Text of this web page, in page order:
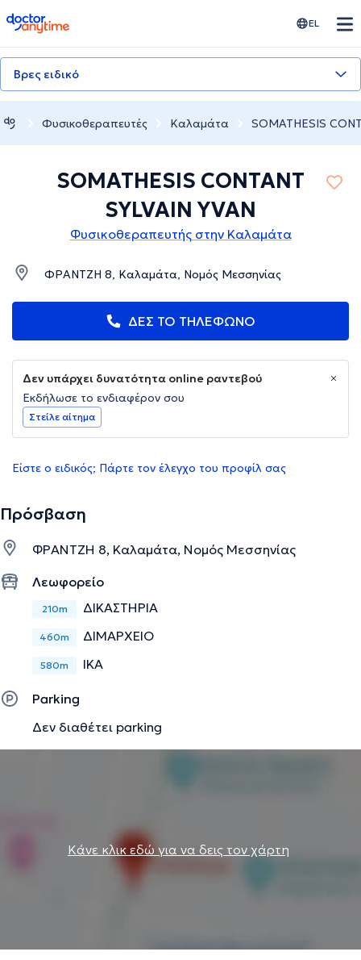
doctoranytime EL
Βρες ειδικό
Φυσικοθεραπευτές Καλαμάτα SOMATHESIS
SOMATHESIS CONTANT
SYLVAIN YVAN
Φυσικοθεραπευτής στην Καλαμάτα
ΦΡΑΝΤΖΗ 8, Καλαμάτα, Νομός Μεσσηνίας
ΔΕΣ ΤΟ ΤΗΛΕΦΩΝΟ
Δεν υπάρχει δυνατότητα online ραντεβού
Εκδήλωσε το ενδιαφέρον σου
Στείλε αίτημα
Είστε ο ειδικός; Πάρτε τον έλεγχο του προφίλ σας
Πρόσβαση
ΦΡΑΝΤΖΗ 8, Καλαμάτα, Νομός Μεσσηνίας
Λεωφορείο
210m ΔΙΚΑΣΤΗΡΙΑ
460m ΔΙΜΑΡΧΕΙΟ
580m ΙΚΑ
Parking
Δεν διαθέτει parking
Κάνε κλικ εδώ για να δεις τον χάρτη